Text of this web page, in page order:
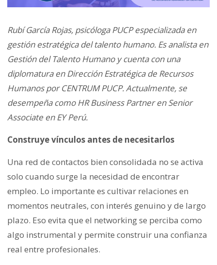
Rubí García Rojas, psicóloga PUCP especializada en
gestión estratégica del talento humano. Es analista en
Gestión del Talento Humano y cuenta con una
diplomatura en Dirección Estratégica de Recursos
Humanos por CENTRUM PUCP. Actualmente, se
desempeña como HR Business Partner en Senior
Associate en EY Perú.
Construye vínculos antes de necesitarlos
Una red de contactos bien consolidada no se activa
solo cuando surge la necesidad de encontrar
empleo. Lo importante es cultivar relaciones en
momentos neutrales, con interés genuino y de largo
plazo. Eso evita que el networking se perciba como
algo instrumental y permite construir una confianza
real entre profesionales.